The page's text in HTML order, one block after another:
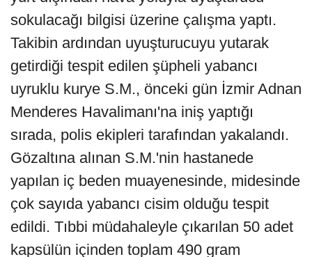
sokulacağı bilgisi üzerine çalışma yaptı.
Takibin ardından uyuşturucuyu yutarak
getirdiği tespit edilen şüpheli yabancı
uyruklu kurye S.M., önceki gün İzmir Adnan
Menderes Havalimanı'na iniş yaptığı
sırada, polis ekipleri tarafından yakalandı.
Gözaltına alınan S.M.'nin hastanede
yapılan iç beden muayenesinde, midesinde
çok sayıda yabancı cisim olduğu tespit
edildi. Tıbbi müdahaleyle çıkarılan 50 adet
kapsülün içinden toplam 490 gram